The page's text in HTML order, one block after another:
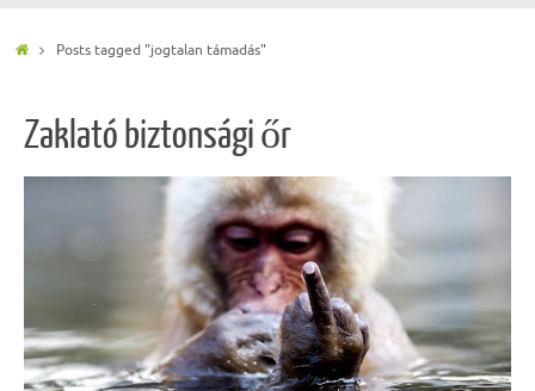
HomePosts tagged "jogtalan támadás"
Zaklató biztonsági őr